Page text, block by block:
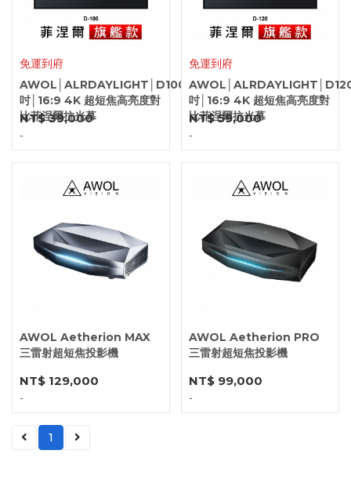
免運到府
AWOL│ALRDAYLIGHT│D100│100
吋│16:9 4K 超短焦高亮度對
比菲涅爾抗光幕
NT$ 39,000
-
免運到府
吋│16:9 4K 超短焦高亮度對
比菲涅爾抗光幕
NT$ 59,000
-
AWOL Aetherion MAX
三雷射超短焦投影機
NT$ 129,000
-
AWOL Aetherion PRO
三雷射超短焦投影機
NT$ 99,000
-
1